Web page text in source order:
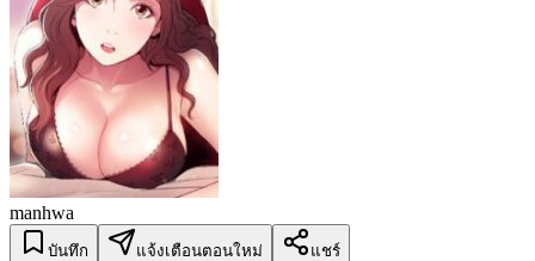
manhwa
บันทึก แจ้งเตือนตอนใหม่ แชร์